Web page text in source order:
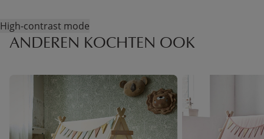
High-contrast mode
ANDEREN KOCHTEN OOK